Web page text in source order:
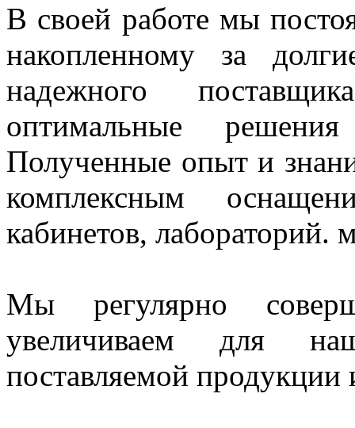
В своей работе мы
накопленному за
надежного
оптимальные
Полученные опыт и
комплексным
кабинетов, лабораторий.
Мы регулярно
увеличиваем для
поставляемой продукции